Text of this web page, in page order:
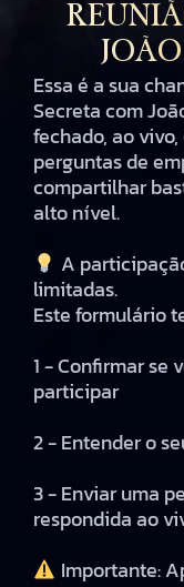
Essa é a sua
Secreta com
fechado, ao
perguntas de
compartilhar
alto nível.
A
limitadas.
Este formulário
1 - Confirmar se
participar
2 - Entender o
3 - Enviar uma
respondida ao
Importante: